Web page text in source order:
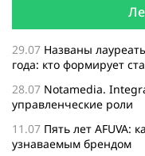
29.07 Названы
года: кто формирует
28.07 Notamedia.
управленческие роли
11.07 Пять лет AFUVA:
узнаваемым брендом